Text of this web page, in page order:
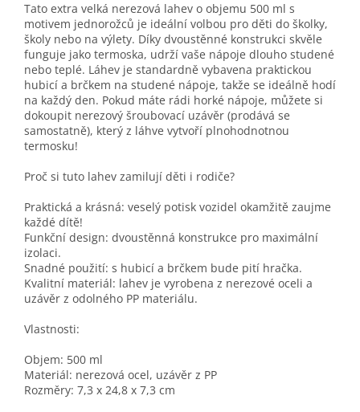
Tato extra velká nerezová lahev o objemu 500 ml s
motivem jednorožců je ideální volbou pro děti do školky,
školy nebo na výlety. Díky dvoustěnné konstrukci skvěle
funguje jako termoska, udrží vaše nápoje dlouho studené
nebo teplé. Láhev je standardně vybavena praktickou
hubicí a brčkem na studené nápoje, takže se ideálně hodí
na každý den. Pokud máte rádi horké nápoje, můžete si
dokoupit nerezový šroubovací uzávěr (prodává se
samostatně), který z láhve vytvoří plnohodnotnou
termosku!
Proč si tuto lahev zamilují děti i rodiče?
Praktická a krásná: veselý potisk vozidel okamžitě zaujme
každé dítě!
Funkční design: dvoustěnná konstrukce pro maximální
izolaci.
Snadné použití: s hubicí a brčkem bude pití hračka.
Kvalitní materiál: lahev je vyrobena z nerezové oceli a
uzávěr z odolného PP materiálu.
Vlastnosti:
Objem: 500 ml
Materiál: nerezová ocel, uzávěr z PP
Rozměry: 7,3 x 24,8 x 7,3 cm